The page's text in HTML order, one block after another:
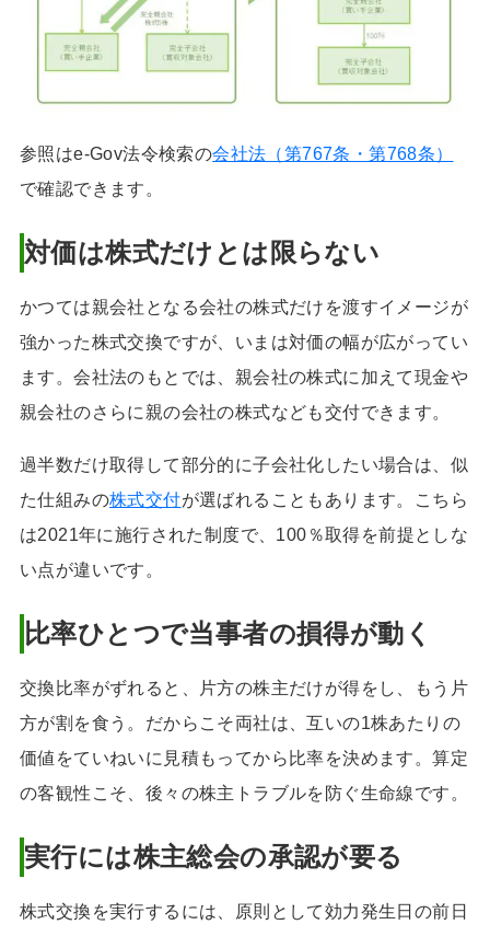
参照はe-Gov法令検索の会社法（第767条・第768条）
で確認できます。
対価は株式だけとは限らない
かつては親会社となる会社の株式だけを渡すイメージが
強かった株式交換ですが、いまは対価の幅が広がってい
ます。会社法のもとでは、親会社の株式に加えて現金や
親会社のさらに親の会社の株式なども交付できます。
過半数だけ取得して部分的に子会社化したい場合は、似
た仕組みの株式交付が選ばれることもあります。こちら
は2021年に施行された制度で、100％取得を前提としな
い点が違いです。
比率ひとつで当事者の損得が動く
交換比率がずれると、片方の株主だけが得をし、もう片
方が割を食う。だからこそ両社は、互いの1株あたりの
価値をていねいに見積もってから比率を決めます。算定
の客観性こそ、後々の株主トラブルを防ぐ生命線です。
実行には株主総会の承認が要る
株式交換を実行するには、原則として効力発生日の前日